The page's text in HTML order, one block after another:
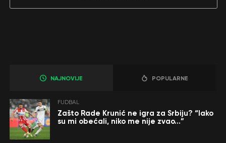
NAJNOVIJE POPULARNE
FUDBAL
Zašto Rade Krunić ne igra za Srbiju? “Iako
su mi obećali, niko me nije zvao…”